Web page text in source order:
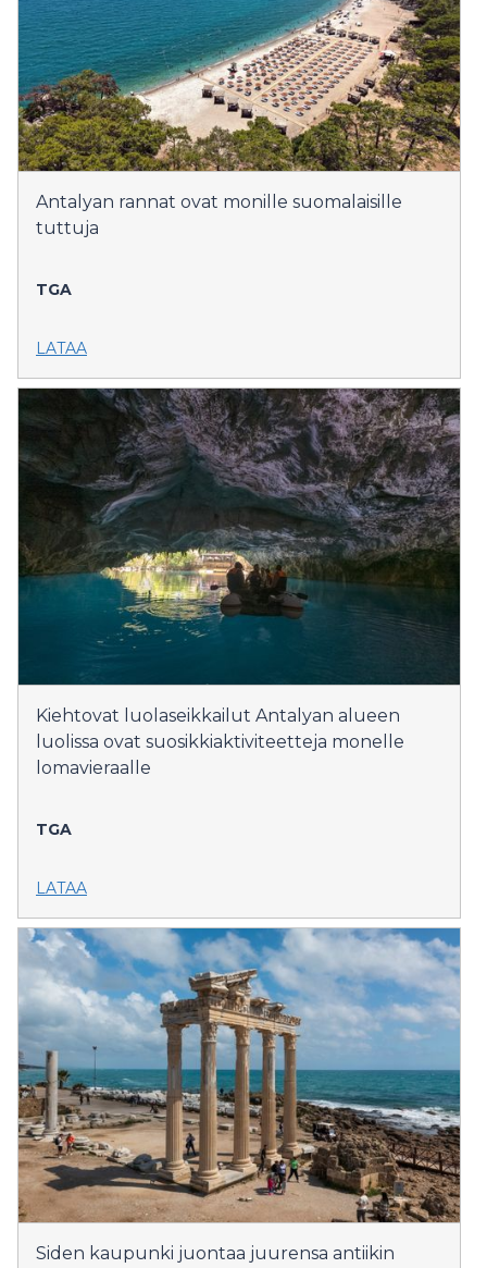
Antalyan rannat ovat monille suomalaisille
tuttuja
TGA
LATAA
Kiehtovat luolaseikkailut Antalyan alueen
luolissa ovat suosikkiaktiviteetteja monelle
lomavieraalle
TGA
LATAA
Siden kaupunki juontaa juurensa antiikin